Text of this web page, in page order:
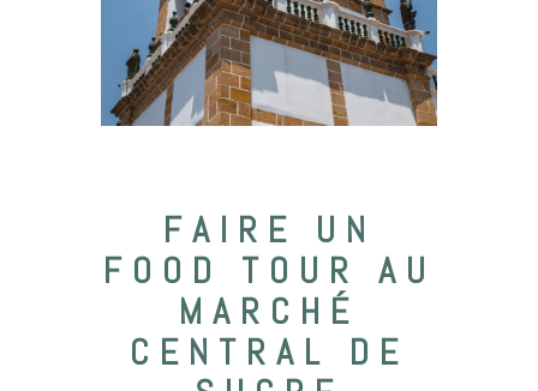
FAIRE UN
FOOD TOUR AU
MARCHÉ
CENTRAL DE